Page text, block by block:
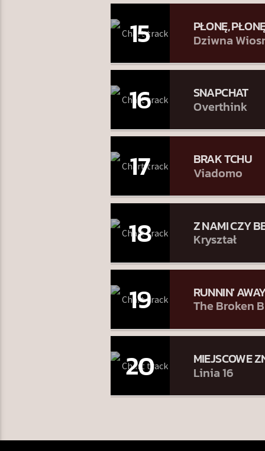
15 PŁONĘ,
Dziwna
16 SNAPCHAT
Overthink
17 BRAK TCHU
Viadomo
18 Z NAMI CZY
Kryształ
19 RUNNIN'
The Broken
20 MIEJSCOWE
Linia 16